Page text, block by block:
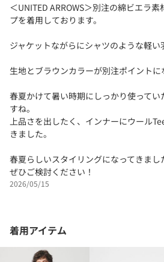
＜UNITED ARROWS＞別注の綿ビエラ
プを着用しております。
ジャケットながらにシャツのような軽い
生地とブラウンカラーが別注ポイントに
春夏かけて暑い時期にしっかり使って
すね。
上品さを出したく、インナーにウール
きました。
春夏らしいスタイリングになってきまし
ぜひご検討ください！
2026/05/15
着用アイテム